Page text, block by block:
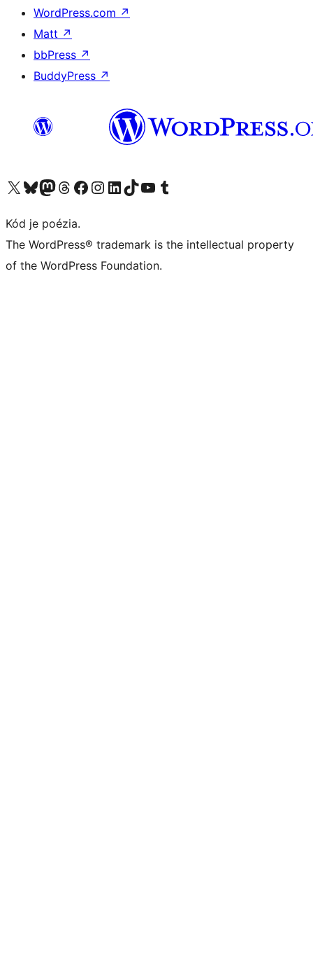
WordPress.com ↗
Matt ↗
bbPress ↗
BuddyPress ↗
Navštívte náš účet na X (predtým Twitter)
Navštívte náš účet na platforme Bluesky
Navštívte náš účet na Mastodone
Navštívte náš účet na platforme Threads
Navštívte našu stránku na Facebooku
Navštívte náš účet Instagram
Navštívte náš účet LinkedIn
Navštívte náš účet na platforme TikTok
Navštívte náš kanál YouTube
Navštívte náš účet na platforme Tumblr
Kód je poézia.
The WordPress® trademark is the intellectual property
of the WordPress Foundation.